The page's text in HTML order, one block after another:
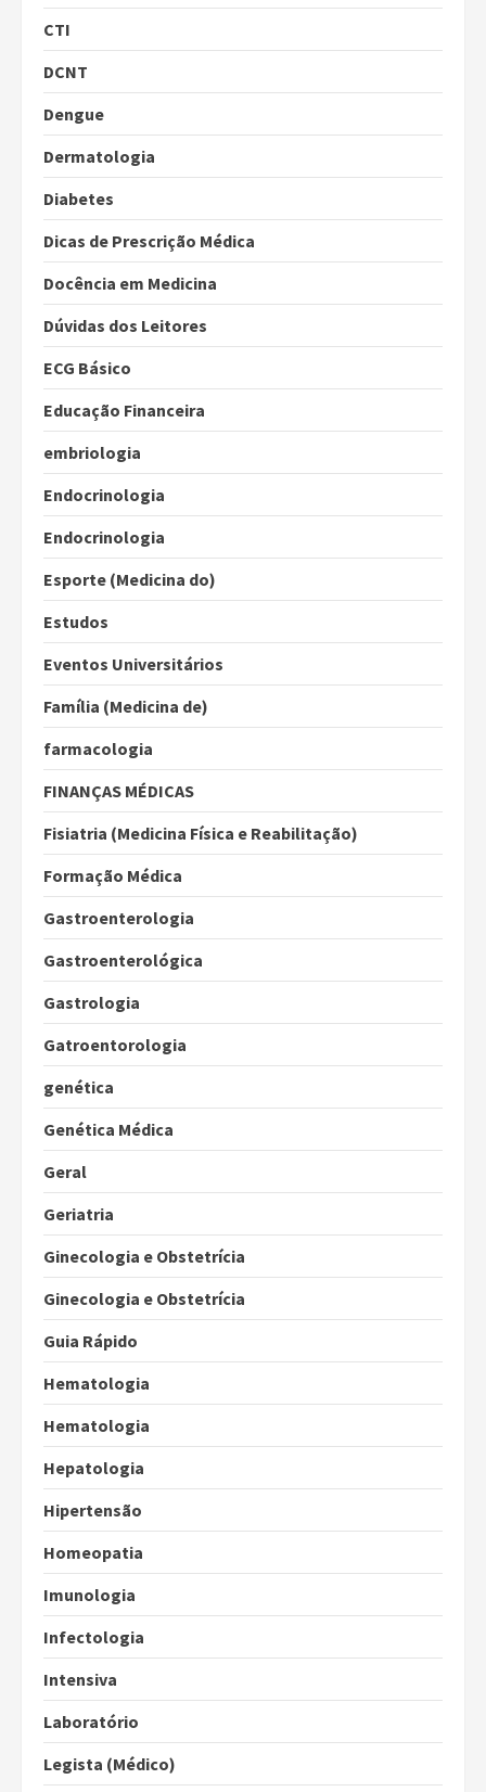
CTI
DCNT
Dengue
Dermatologia
Diabetes
Dicas de Prescrição Médica
Docência em Medicina
Dúvidas dos Leitores
ECG Básico
Educação Financeira
embriologia
Endocrinologia
Endocrinologia
Esporte (Medicina do)
Estudos
Eventos Universitários
Família (Medicina de)
farmacologia
FINANÇAS MÉDICAS
Fisiatria (Medicina Física e Reabilitação)
Formação Médica
Gastroenterologia
Gastroenterológica
Gastrologia
Gatroentorologia
genética
Genética Médica
Geral
Geriatria
Ginecologia e Obstetrícia
Ginecologia e Obstetrícia
Guia Rápido
Hematologia
Hematologia
Hepatologia
Hipertensão
Homeopatia
Imunologia
Infectologia
Intensiva
Laboratório
Legista (Médico)